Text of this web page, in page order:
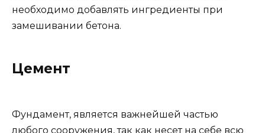
необходимо добавлять ингредиенты при
замешивании бетона.
Цемент
Фундамент, является важнейшей частью
любого сооружения, так как несет на себе всю